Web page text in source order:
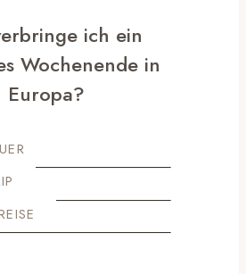
ich ein
Wochenende in
Europa?